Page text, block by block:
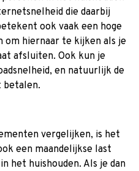
die daarbij
ook vaak een hoge
om hiernaar te kijken als je
afsluiten. Ook kun je
en natuurlijk de
betalen.
vergelijken, is het
een maandelijkse last
het huishouden. Als je dan